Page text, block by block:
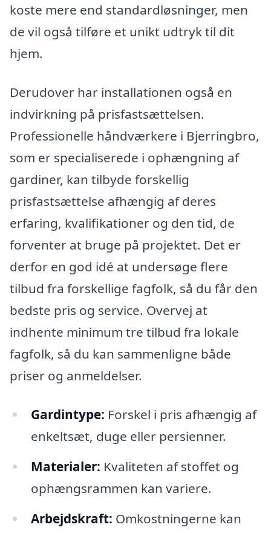
koste mere end standardløsninger, men
de vil også tilføre et unikt udtryk til dit
hjem.
Derudover har installationen også en
indvirkning på prisfastsættelsen.
Professionelle håndværkere i Bjerringbro,
som er specialiserede i ophængning af
gardiner, kan tilbyde forskellig
prisfastsættelse afhængig af deres
erfaring, kvalifikationer og den tid, de
forventer at bruge på projektet. Det er
derfor en god idé at undersøge flere
tilbud fra forskellige fagfolk, så du får den
bedste pris og service. Overvej at
indhente minimum tre tilbud fra lokale
fagfolk, så du kan sammenligne både
priser og anmeldelser.
Gardintype: Forskel i pris afhængig af
enkeltsæt, duge eller persienner.
Materialer: Kvaliteten af stoffet og
ophængsrammen kan variere.
Arbejdskraft: Omkostningerne kan